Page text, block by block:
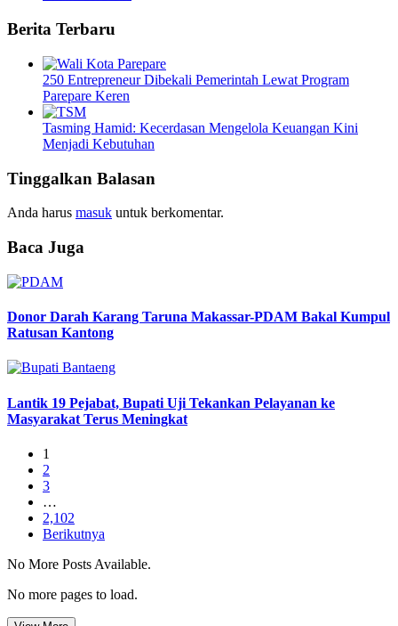
Berita Terbaru
250 Entrepreneur Dibekali Pemerintah Lewat Program
Parepare Keren
Tasming Hamid: Kecerdasan Mengelola Keuangan Kini
Menjadi Kebutuhan
Tinggalkan Balasan
Anda harus masuk untuk berkomentar.
Baca Juga
Donor Darah Karang Taruna Makassar-PDAM Bakal Kumpul
Ratusan Kantong
Lantik 19 Pejabat, Bupati Uji Tekankan Pelayanan ke
Masyarakat Terus Meningkat
1
2
3
…
2,102
Berikutnya
No More Posts Available.
No more pages to load.